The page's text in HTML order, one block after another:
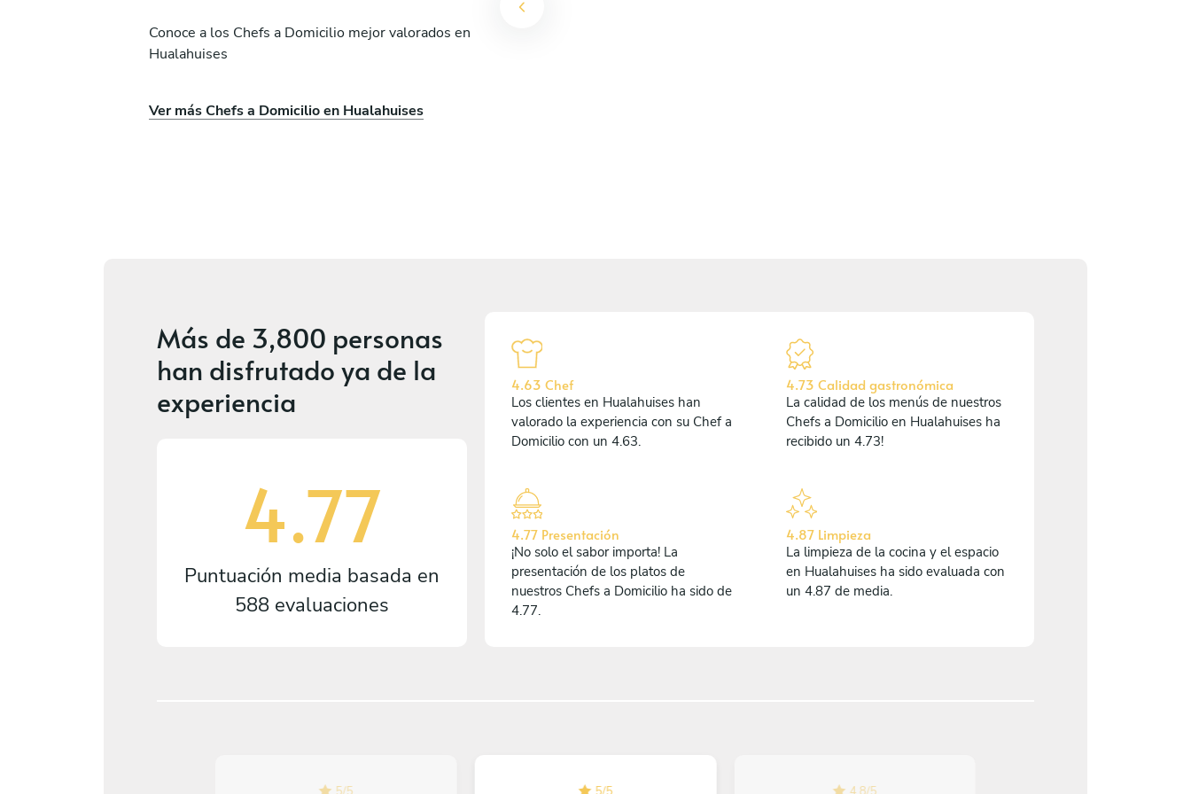
Conoce a los Chefs a Domicilio mejor valorados en
Hualahuises
Ver más Chefs a Domicilio en Hualahuises
San Pedro Garza García
Más de 3,800 personas
han disfrutado ya de la
experiencia
4.77
Puntuación media basada en
588 evaluaciones
4.63 Chef
Los clientes en Hualahuises han
valorado la experiencia con su Chef a
Domicilio con un 4.63.
4.73 Calidad gastronómica
La calidad de los menús de nuestros
Chefs a Domicilio en Hualahuises ha
recibido un 4.73!
4.77 Presentación
¡No solo el sabor importa! La
presentación de los platos de
nuestros Chefs a Domicilio ha sido de
4.77.
4.87 Limpieza
La limpieza de la cocina y el espacio
en Hualahuises ha sido evaluada con
un 4.87 de media.